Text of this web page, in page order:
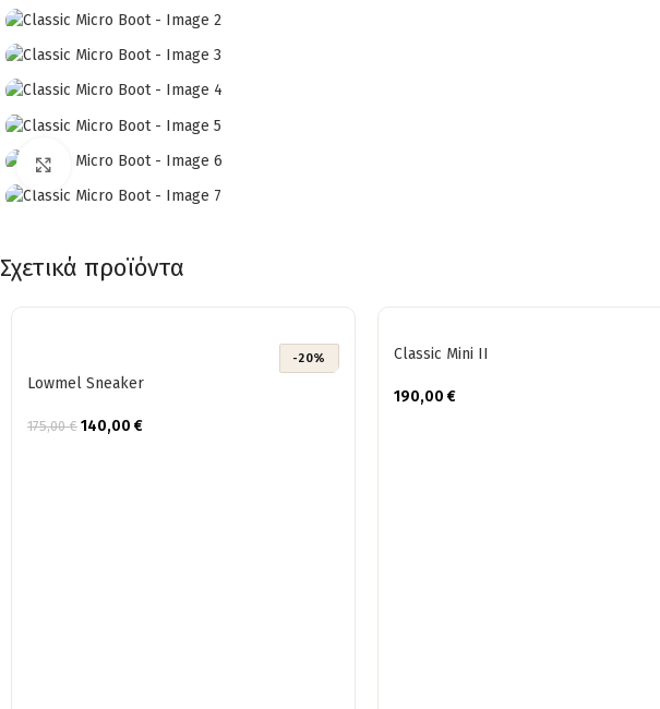
Click to enlarge
Σχετικά προϊόντα
-20%
Lowmel Sneaker
175,00€ 140,00 €
Classic Mini II
190,00 €